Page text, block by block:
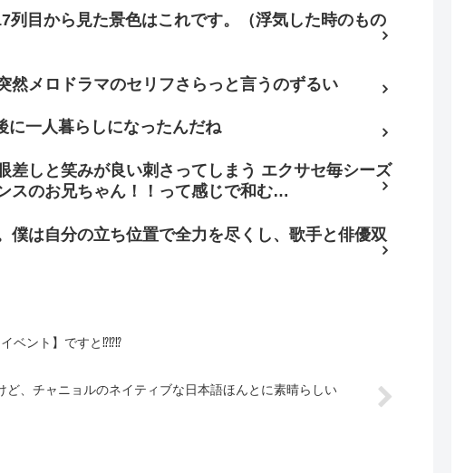
列目から見た景色はこれです。（浮気した時のもの
然メロドラマのセリフさらっと言うのずるい
に一人暮らしになったんだね
差しと笑みが良い刺さってしまう エクサセ毎シーズ
スのお兄ちゃん！！って感じで和む…
僕は自分の立ち位置で全力を尽くし、歌手と俳優双
ベント】ですと⁉️⁉️⁉️
、チャニョルのネイティブな日本語ほんとに素晴らしい